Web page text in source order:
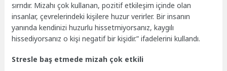
sırrıdır. Mizahı çok kullanan, pozitif etkileşim içinde olan
insanlar, çevrelerindeki kişilere huzur verirler. Bir insanın
yanında kendinizi huzurlu hissetmiyorsanız, kaygılı
hissediyorsanız o kişi negatif bir kişidir.” ifadelerini kullandı.
Stresle baş etmede mizah çok etkili